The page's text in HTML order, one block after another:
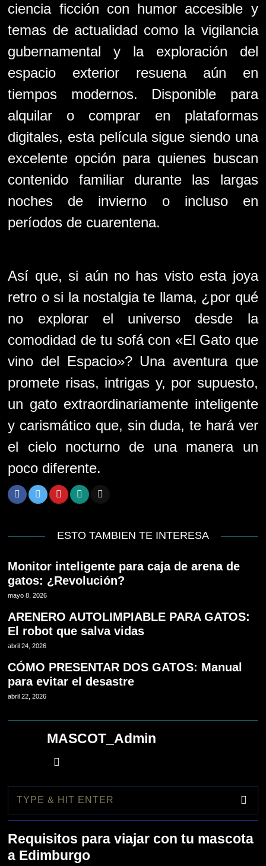
ciencia ficción con humor accesible y
temas de actualidad como la vigilancia
gubernamental y la exploración del
espacio exterior resuena aún en
tiempos modernos. Disponible para
alquilar o comprar en plataformas
digitales, esta película sigue siendo una
excelente opción para quienes buscan
contenido familiar durante las largas
noches de invierno o incluso en
períodos de cuarentena.
Así que, si aún no has visto esta joya
retro o si la nostalgia te llama, ¿por qué
no explorar el universo desde la
comodidad de tu sofá con «El Gato que
vino del Espacio»? Una aventura que
promete risas, intrigas y, por supuesto,
un gato extraordinariamente inteligente
y carismático que, sin duda, te hará ver
el cielo nocturno de una manera un
poco diferente.
ESTO TAMBIEN TE INTERESA
Monitor inteligente para caja de arena de
gatos: ¿Revolución?
mayo 8, 2026
ARENERO AUTOLIMPIABLE PARA GATOS:
El robot que salva vidas
abril 24, 2026
CÓMO PRESENTAR DOS GATOS: Manual
para evitar el desastre
abril 22, 2026
MASCOT_Admin
1
Requisitos para viajar con tu mascota
a Edimburgo